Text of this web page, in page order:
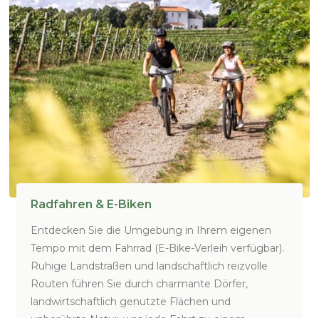
Radfahren & E-Biken
Entdecken Sie die Umgebung in Ihrem eigenen
Tempo mit dem Fahrrad (E-Bike-Verleih verfügbar).
Ruhige Landstraßen und landschaftlich reizvolle
Routen führen Sie durch charmante Dörfer,
landwirtschaftlich genutzte Flächen und